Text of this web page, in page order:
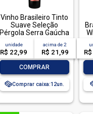
Vinho Brasileiro Tinto
Suave Seleção
Pérgola Serra Gaúcha
Garrafa 1l
unidade
R$ 22,99
acima de2
R$ 21,99
COMPRAR
Comprar caixa:12